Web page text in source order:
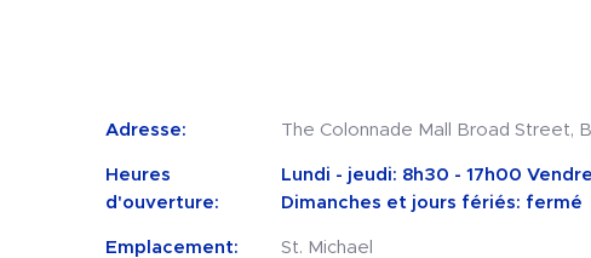
Adresse: The Colonnade Mall Broad Street,
Heures
d'ouverture:
Lundi - jeudi: 8h30 - 17h00
Dimanches et jours fériés: fermé
Emplacement: St. Michael